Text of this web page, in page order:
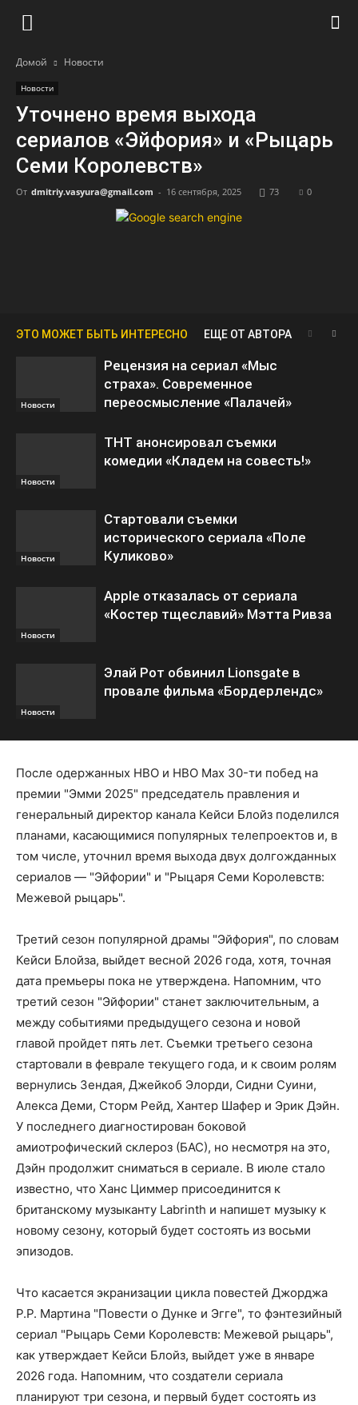
Домой Новости
Новости
Уточнено время выхода
сериалов «Эйфория» и «Рыцарь
Семи Королевств»
От dmitriy.vasyura@gmail.com - 16 сентября, 2025 73 0
ЭТО МОЖЕТ БЫТЬ ИНТЕРЕСНО ЕЩЕ ОТ АВТОРА
Новости
Рецензия на сериал «Мыс
страха». Современное
переосмысление «Палачей»
Новости
ТНТ анонсировал съемки
комедии «Кладем на совесть!»
Новости
Стартовали съемки
исторического сериала «Поле
Куликово»
Новости
Apple отказалась от сериала
«Костер тщеславий» Мэтта Ривза
Новости
Элай Рот обвинил Lionsgate в
провале фильма «Бордерлендс»
После одержанных HBO и HBO Max 30-ти побед на
премии "Эмми 2025" председатель правления и
генеральный директор канала Кейси Блойз поделился
планами, касающимися популярных телепроектов и, в
том числе, уточнил время выхода двух долгожданных
сериалов — "Эйфории" и "Рыцаря Семи Королевств:
Межевой рыцарь".
Третий сезон популярной драмы "Эйфория", по словам
Кейси Блойза, выйдет весной 2026 года, хотя, точная
дата премьеры пока не утверждена. Напомним, что
третий сезон "Эйфории" станет заключительным, а
между событиями предыдущего сезона и новой
главой пройдет пять лет. Съемки третьего сезона
стартовали в феврале текущего года, и к своим ролям
вернулись Зендая, Джейкоб Элорди, Сидни Суини,
Алекса Деми, Сторм Рейд, Хантер Шафер и Эрик Дэйн.
У последнего диагностирован боковой
амиотрофический склероз (БАС), но несмотря на это,
Дэйн продолжит сниматься в сериале. В июле стало
известно, что Ханс Циммер присоединится к
британскому музыканту Labrinth и напишет музыку к
новому сезону, который будет состоять из восьми
эпизодов.
Что касается экранизации цикла повестей Джорджа
Р.Р. Мартина "Повести о Дунке и Эгге", то фэнтезийный
сериал "Рыцарь Семи Королевств: Межевой рыцарь",
как утверждает Кейси Блойз, выйдет уже в январе
2026 года. Напомним, что создатели сериала
планируют три сезона, и первый будет состоять из